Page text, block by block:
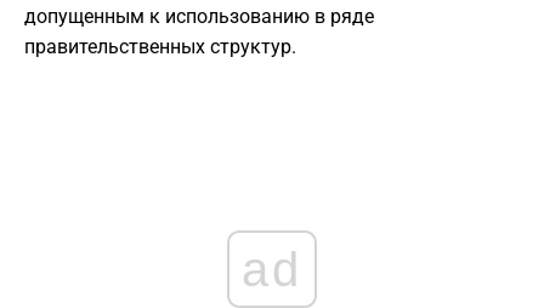
допущенным к использованию в ряде
правительственных структур.
ad